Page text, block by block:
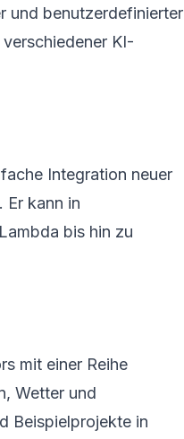
und benutzerdefinierter
KI-
Integration neuer
Er kann in
bis hin zu
mit einer Reihe
Wetter und
Beispielprojekte in